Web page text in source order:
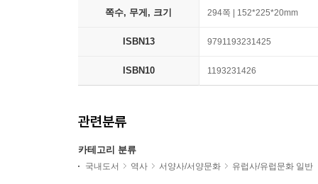
쪽수, 무게, 크기 294쪽 | 152*225*20mm
ISBN13 9791193231425
ISBN10 1193231426
관련분류
카테고리 분류
국내도서 역사 서양사/서양문화 유럽사/유럽문화 일반